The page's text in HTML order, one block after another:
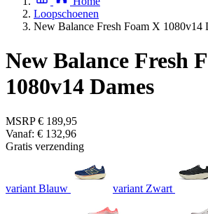
Loopschoenen
New Balance Fresh Foam X 1080v14
New Balance Fresh
1080v14 Dames
MSRP € 189,95
Vanaf: € 132,96
Gratis verzending
variant Blauw variant Zwart